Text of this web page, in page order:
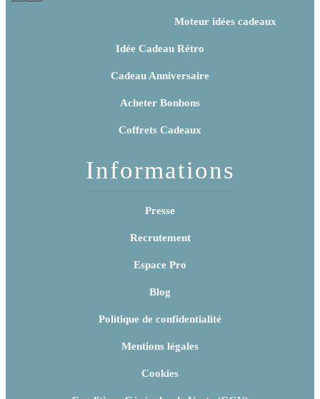
Moteur idées cadeaux
Idée Cadeau Rétro
Cadeau Anniversaire
Acheter Bonbons
Coffrets Cadeaux
Informations
Presse
Recrutement
Espace Pro
Blog
Politique de confidentialité
Mentions légales
Cookies